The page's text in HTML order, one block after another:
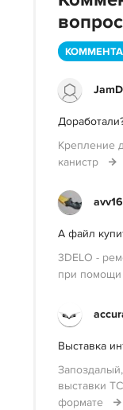
Крепление
канистр
А файл
3DELO -
при помощи
Выставка
выставки
формате